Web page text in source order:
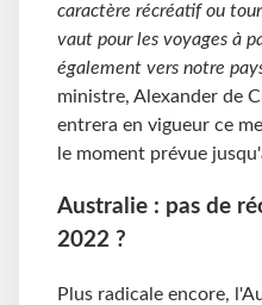
caractère récréatif ou
vaut pour les voyages à
également vers notre
ministre, Alexander de
entrera en vigueur ce
le moment prévue
Australie : pas de
2022 ?
Plus radicale encore,